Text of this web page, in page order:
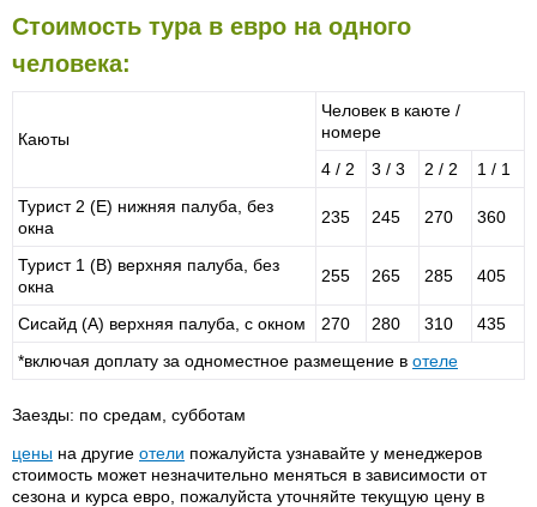
Стоимость тура в евро на одного
человека:
Каюты
Человек в каюте /
номере
4 / 2
3 / 3 2 / 2
1 / 1
Турист 2 (E) нижняя палуба, без
окна
235 245 270 360
Турист 1 (B) верхняя палуба, без
окна
255 265 285 405
Сисайд (A) верхняя палуба, с окном 270 280 310
435
*включая доплату за одноместное размещение в отеле
Заезды: по средам, субботам
цены на другие отели пожалуйста узнавайте у менеджеров
стоимость может незначительно меняться в зависимости от
сезона и курса евро, пожалуйста уточняйте текущую цену в